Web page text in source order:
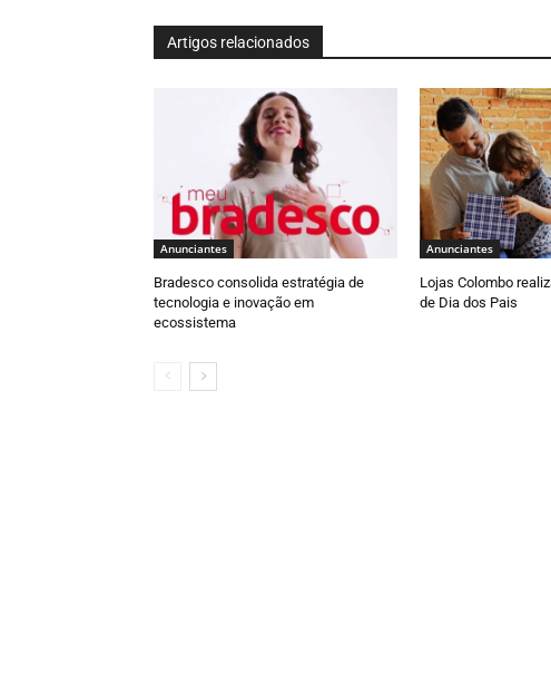
Artigos relacionados
Anunciantes
Bradesco consolida estratégia de
tecnologia e inovação em
ecossistema
Anunciantes
Lojas Colombo
de Dia dos Pais